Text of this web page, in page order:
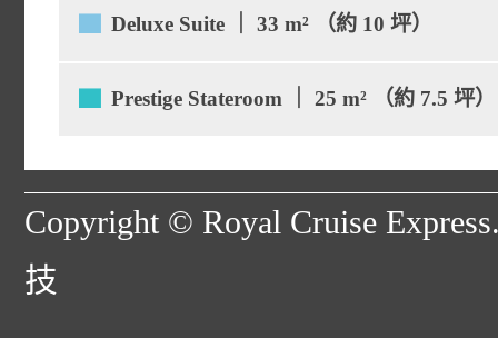
面積： 室內 40 m² +
Deluxe Suite ｜ 33 m² （約 10 坪）
面積： 室內 28 m² +
Prestige Stateroom ｜ 25 m² （約 7.5 坪）
面積： 室內 20 m² +
Copyright © Royal Cruise
技